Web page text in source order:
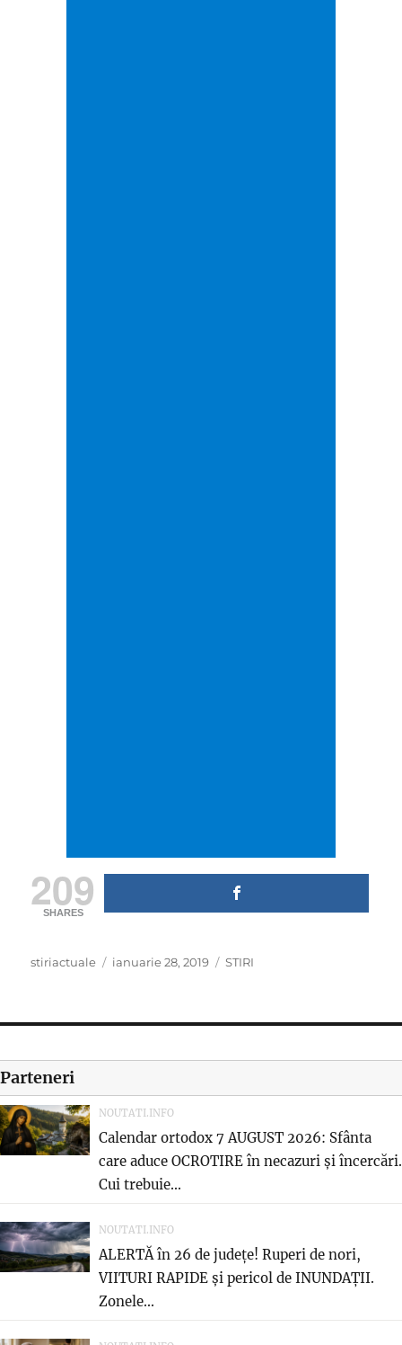
209
SHARES
Author
stiriactuale
Posted
ianuarie 28, 2019 Categories
STIRI
Parteneri
NOUTATI.INFO
Calendar ortodox 7 AUGUST 2026: Sfânta
care aduce OCROTIRE în necazuri și încercări.
Cui trebuie...
NOUTATI.INFO
ALERTĂ în 26 de județe! Ruperi de nori,
VIITURI RAPIDE și pericol de INUNDAȚII.
Zonele...